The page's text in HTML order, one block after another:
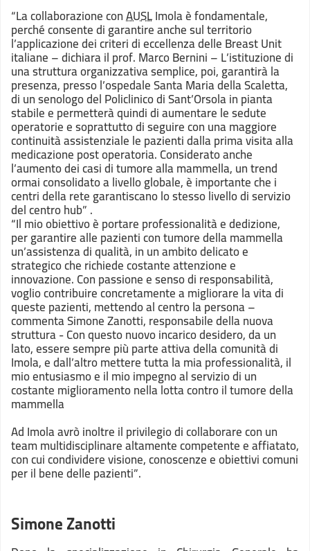
“La collaborazione conAUSLImola è fondamentale,
perché consente di garantire anche sul territorio
l’applicazione dei criteri di eccellenza delle Breast Unit
italiane – dichiara il prof. Marco Bernini – L’istituzione di
una struttura organizzativa semplice, poi, garantirà la
presenza, presso l’ospedale Santa Maria della Scaletta,
di un senologo del Policlinico di Sant’Orsola in pianta
stabile e permetterà quindi di aumentare le sedute
operatorie e soprattutto di seguire con una maggiore
continuità assistenziale le pazienti dalla prima visita alla
medicazione post operatoria. Considerato anche
l’aumento dei casi di tumore alla mammella, un trend
ormai consolidato a livello globale, è importante che i
centri della rete garantiscano lo stesso livello di servizio
del centro hub” .
“Il mio obiettivo è portare professionalità e dedizione,
per garantire alle pazienti con tumore della mammella
un’assistenza di qualità, in un ambito delicato e
strategico che richiede costante attenzione e
innovazione. Con passione e senso di responsabilità,
voglio contribuire concretamente a migliorare la vita di
queste pazienti, mettendo al centro la persona –
commenta Simone Zanotti, responsabile della nuova
struttura - Con questo nuovo incarico desidero, da un
lato, essere sempre più parte attiva della comunità di
Imola, e dall’altro mettere tutta la mia professionalità, il
mio entusiasmo e il mio impegno al servizio di un
costante miglioramento nella lotta contro il tumore della
mammella
Ad Imola avrò inoltre il privilegio di collaborare con un
team multidisciplinare altamente competente e affiatato,
con cui condividere visione, conoscenze e obiettivi comuni
per il bene delle pazienti”.
Simone Zanotti